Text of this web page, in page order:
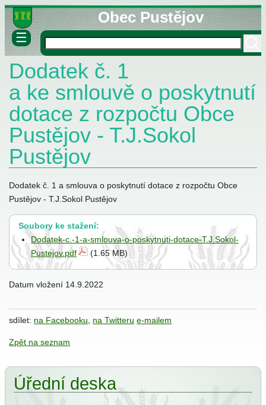
Obec Pustějov
☰
informace
Dodatek č. 1
a ke smlouvě o poskytnutí
dotace z rozpočtu Obce
Pustějov - T.J.Sokol
Pustějov
Dodatek č. 1 a smlouva o poskytnutí dotace z rozpočtu Obce
Pustějov - T.J.Sokol Pustějov
Soubory ke stažení:
Dodatek-c.-1-a-smlouva-o-poskytnuti-dotace-T.J.Sokol-
Pustejov.pdf
(1.65 MB)
Datum vložení 14.9.2022
sdílet: na Facebooku na Twitteru e-mailem
Zpět na seznam
Úřední deska